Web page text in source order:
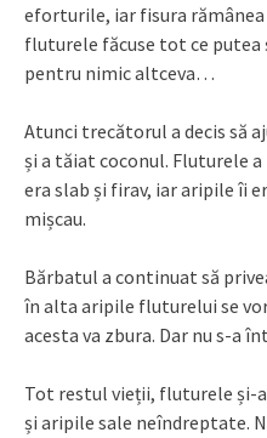
eforturile, iar fisura rămânea
fluturele făcuse tot ce putea
pentru nimic altceva…
Atunci trecătorul a decis să
și a tăiat coconul. Fluturele
era slab și firav, iar aripile îi
mișcau.
Bărbatul a continuat să
în alta aripile fluturelui se
acesta va zbura. Dar nu s-a
Tot restul vieții, fluturele și-
și aripile sale neîndreptate.